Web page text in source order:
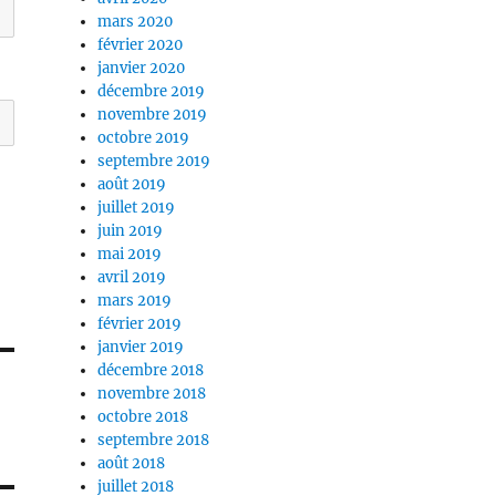
mars 2020
février 2020
janvier 2020
décembre 2019
novembre 2019
octobre 2019
septembre 2019
août 2019
juillet 2019
juin 2019
mai 2019
avril 2019
mars 2019
février 2019
janvier 2019
décembre 2018
novembre 2018
octobre 2018
septembre 2018
août 2018
juillet 2018